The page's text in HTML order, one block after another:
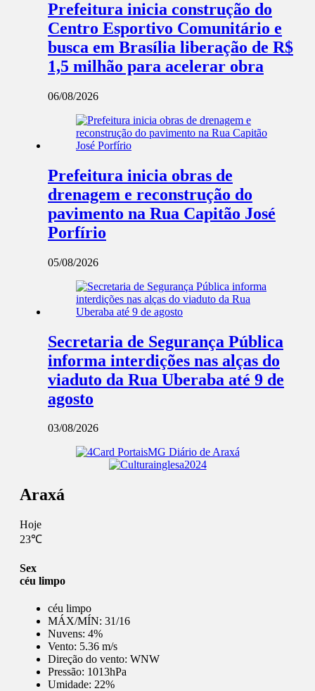
Prefeitura inicia construção do
Centro Esportivo Comunitário e
busca em Brasília liberação de R$
1,5 milhão para acelerar obra
06/08/2026
Prefeitura inicia obras de
drenagem e reconstrução do
pavimento na Rua Capitão José
Porfírio
05/08/2026
Secretaria de Segurança Pública
informa interdições nas alças do
viaduto da Rua Uberaba até 9 de
agosto
03/08/2026
Araxá
Hoje
23℃
Sex
céu limpo
céu limpo
MÁX/MÍN: 31/16
Nuvens: 4%
Vento: 5.36 m/s
Direção do vento: WNW
Pressão: 1013hPa
Umidade: 22%